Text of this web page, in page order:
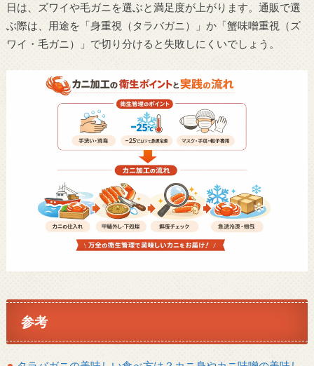
日は、ズワイや毛ガニを選ぶと満足度が上がります。通販で選
ぶ際は、用途を「身重視（タラバガニ）」か「蟹味噌重視（ズ
ワイ・毛ガニ）」で切り分けると失敗しにくいでしょう。
参考